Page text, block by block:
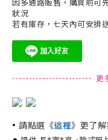
因多通路販售，購買前可
狀況
若有庫存，七天內可安排
------------------------ 更
• 請點選《這裡》更了